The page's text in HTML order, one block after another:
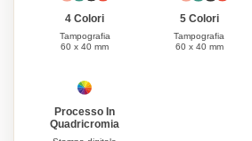
4 Colori
Tampografia
60 x 40 mm
5 Colori
Tampografia
60 x 40 mm
Processo In
Quadricromia